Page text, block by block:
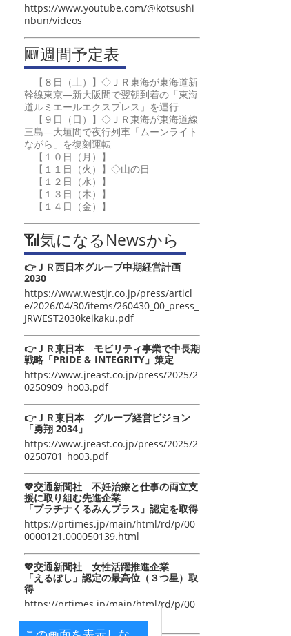
https://www.youtube.com/@kotsushi
nbun/videos
🆕週間予定表
【８日（土）】◇ＪＲ東海が東海道新
幹線東京―新大阪間で翌朝到着の「東海
道ルミエールエクスプレス」を運行
【９日（日）】◇ＪＲ東海が東海道線
三島―大垣間で夜行列車「ムーンライト
ながら」を復刻運転
【１０日（月）】
【１１日（火）】◇山の日
【１２日（水）】
【１３日（木）】
【１４日（金）】
📶気になるNewsから
👉ＪＲ西日本グループ中期経営計画
2030
https://www.westjr.co.jp/press/articl
e/2026/04/30/items/260430_00_press_
JRWEST2030keikaku.pdf
👉ＪＲ東日本 モビリティ事業で中長期
戦略「PRIDE & INTEGRITY」策定
https://www.jreast.co.jp/press/2025/2
0250909_ho03.pdf
👉ＪＲ東日本 グループ経営ビジョン
「勇翔 2034」
https://www.jreast.co.jp/press/2025/2
0250701_ho03.pdf
💖交通新聞社 不妊治療と仕事の両立支
援に取り組む先進企業
「プラチナくるみんプラス」認定を取得
https://prtimes.jp/main/html/rd/p/00
0000121.000050139.html
💖交通新聞社 女性活躍推進企業
「えるぼし」認定の最高位（３つ星）取
得
https://prtimes.jp/main/html/rd/p/00